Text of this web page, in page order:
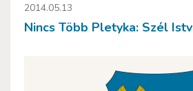
2014.05.13
Nincs Több Pletyka: Szél